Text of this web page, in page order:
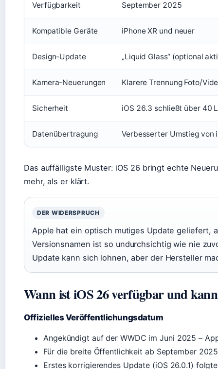
Verfügbarkeit September 2025
Kompatible Geräte iPhone XR und neuer
Design-Update „Liquid Glass“ (optional
Kamera-Neuerungen Klarere Trennung Foto/
Sicherheit iOS 26.3 schließt über 40
Datenübertragung Verbesserter Umstieg von
Das auffälligste Muster: iOS 26 bringt echte
mehr, als er klärt.
DER WIDERSPRUCH
Apple hat ein optisch mutiges Update geliefert,
Versionsnamen ist so undurchsichtig wie nie
Update kann sich lohnen, aber der Hersteller
Wann ist iOS 26 verfügbar und
Offizielles Veröffentlichungsdatum
Angekündigt auf der WWDC im Juni 2025 –
Für die breite Öffentlichkeit ab September
Erstes korrigierendes Update (iOS 26.0.1)